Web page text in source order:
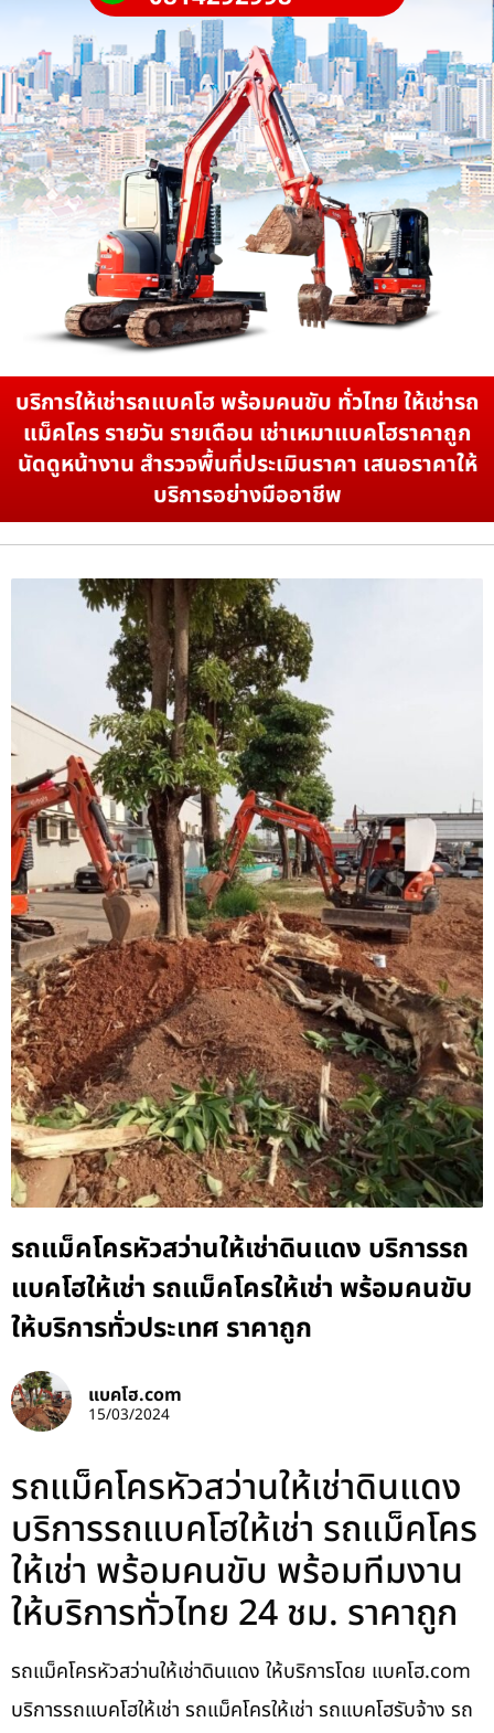
บริการให้เช่ารถแบคโฮ พร้อมคนขับ ทั่วไทย ให้เช่ารถ
แม็คโคร รายวัน รายเดือน เช่าเหมาแบคโฮราคาถูก
นัดดูหน้างาน สำรวจพื้นที่ประเมินราคา เสนอราคาให้
บริการอย่างมืออาชีพ
รถแม็คโครหัวสว่านให้เช่าดินแดง บริการรถ
แบคโฮให้เช่า รถแม็คโครให้เช่า พร้อมคนขับ
ให้บริการทั่วประเทศ ราคาถูก
แบคโฮ.com
15/03/2024
รถแม็คโครหัวสว่านให้เช่าดินแดง
บริการรถแบคโฮให้เช่า รถแม็คโคร
ให้เช่า พร้อมคนขับ พร้อมทีมงาน
ให้บริการทั่วไทย 24 ชม. ราคาถูก
รถแม็คโครหัวสว่านให้เช่าดินแดง ให้บริการโดย แบคโฮ.com
บริการรถแบคโฮให้เช่า รถแม็คโครให้เช่า รถแบคโฮรับจ้าง รถ